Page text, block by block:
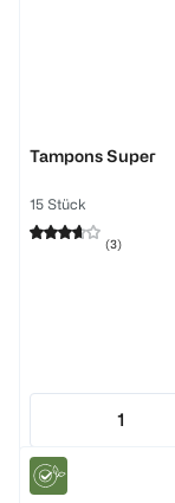
Tampons Super
15 Stück
(3)
1
Quantity: 1